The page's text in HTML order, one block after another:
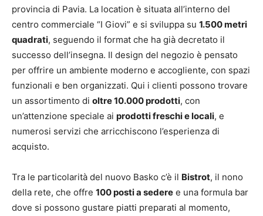
provincia di Pavia. La location è situata all’interno del
centro commerciale “I Giovi” e si sviluppa su 1.500 metri
quadrati, seguendo il format che ha già decretato il
successo dell’insegna. Il design del negozio è pensato
per offrire un ambiente moderno e accogliente, con spazi
funzionali e ben organizzati. Qui i clienti possono trovare
un assortimento di oltre 10.000 prodotti, con
un’attenzione speciale ai prodotti freschi e locali, e
numerosi servizi che arricchiscono l’esperienza di
acquisto.
Tra le particolarità del nuovo Basko c’è il Bistrot, il nono
della rete, che offre 100 posti a sedere e una formula bar
dove si possono gustare piatti preparati al momento,